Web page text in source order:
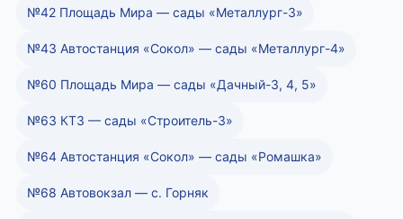
№42 Площадь Мира — сады «Металлург-3»
№43 Автостанция «Сокол» — сады «Металлург-4»
№60 Площадь Мира — сады «Дачный-3, 4, 5»
№63 КТЗ — сады «Строитель-3»
№64 Автостанция «Сокол» — сады «Ромашка»
№68 Автовокзал — с. Горняк